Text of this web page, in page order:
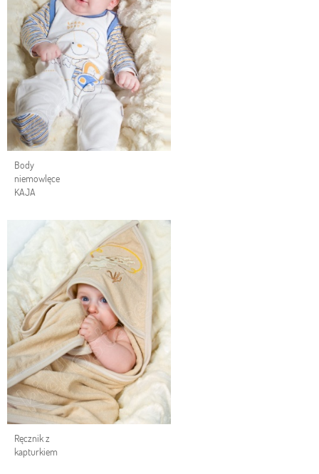
Body
niemowlęce
KAJA
Ręcznik z
kapturkiem